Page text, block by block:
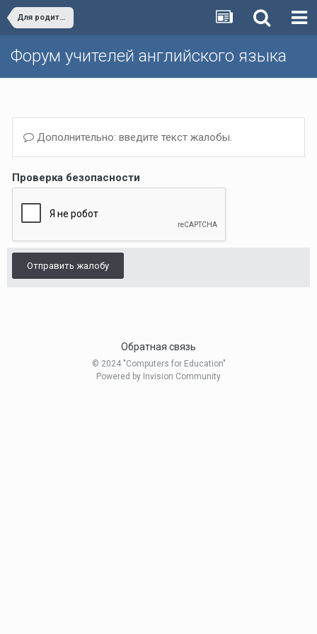
Для родителей/For parents
Форум учителей английского языка
Дополнительно: введите текст жалобы.
Проверка безопасности
Отправить жалобу
Обратная связь
© 2024 "Computers for Education"
Powered by Invision Community